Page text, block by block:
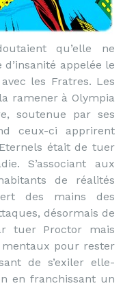
qu’elle ne
appelée le
les Fratres. Les
ramener à Olympia
soutenue par ses
ceux-ci apprirent
était de tuer
S’associant aux
de réalités
des mains des
désormais de
tuer Proctor mais
pour rester
de s’exiler elle-
en franchissant un